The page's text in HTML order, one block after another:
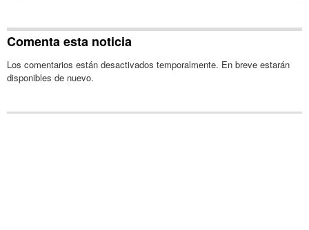
Comenta esta noticia
Los comentarios están desactivados temporalmente. En breve estarán
disponibles de nuevo.